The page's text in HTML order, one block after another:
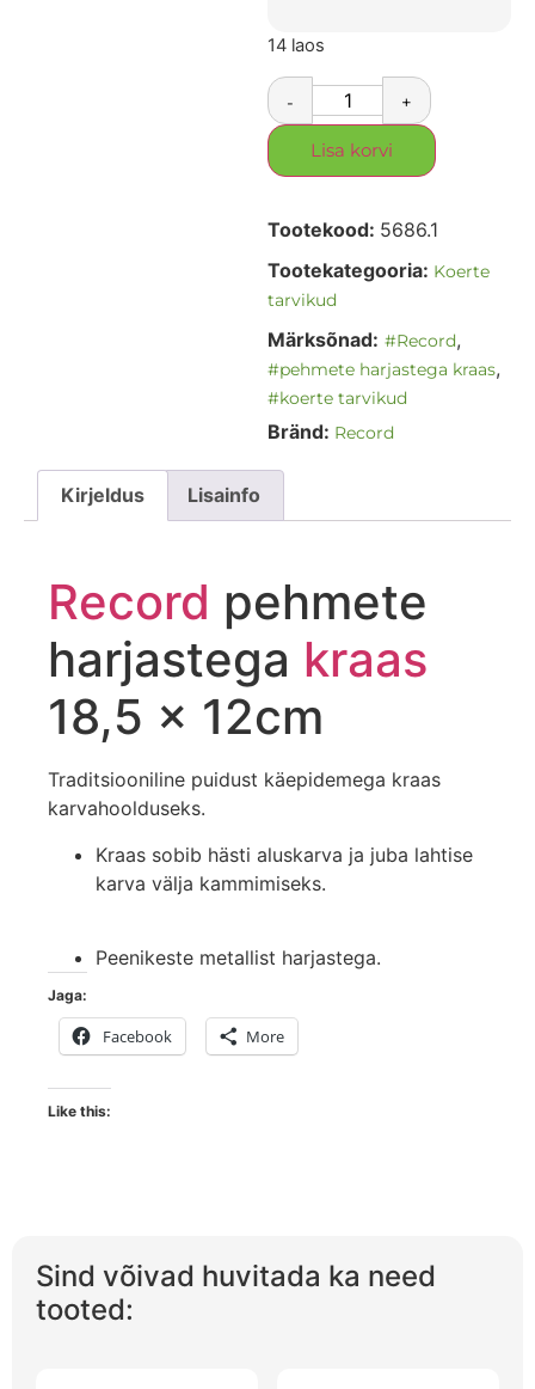
14 laos
- +
Lisa korvi
Tootekood: 5686.1
Tootekategooria: Koerte
tarvikud
Märksõnad: #Record,
#pehmete harjastega kraas,
#koerte tarvikud
Bränd: Record
Kirjeldus Lisainfo
Record pehmete
harjastega kraas
18,5 x 12cm
Traditsiooniline puidust käepidemega kraas
karvahoolduseks.
Kraas sobib hästi aluskarva ja juba lahtise
karva välja kammimiseks.
Peenikeste metallist harjastega.
Jaga:
Facebook More
Like this:
Sind võivad huvitada ka need
tooted: